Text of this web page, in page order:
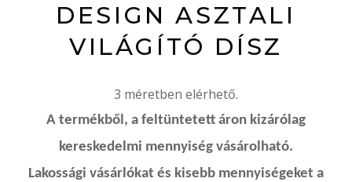
DESIGN ASZTALI
VILÁGÍTÓ DÍSZ
3 méretben elérhető.
A termékből, a feltüntetett áron kizárólag
kereskedelmi mennyiség vásárolható.
Lakossági vásárlókat és kisebb mennyiségeket a